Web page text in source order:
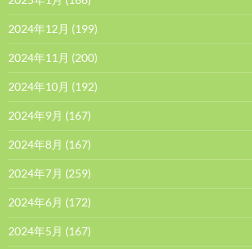
2024年12月 (199)
2024年11月 (200)
2024年10月 (192)
2024年9月 (167)
2024年8月 (167)
2024年7月 (259)
2024年6月 (172)
2024年5月 (167)